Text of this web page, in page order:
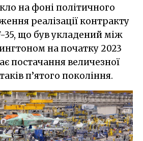
на фоні політичного
реалізації контракту
35, що був укладений між
на початку 2023
постачання величезної
п’ятого покоління.